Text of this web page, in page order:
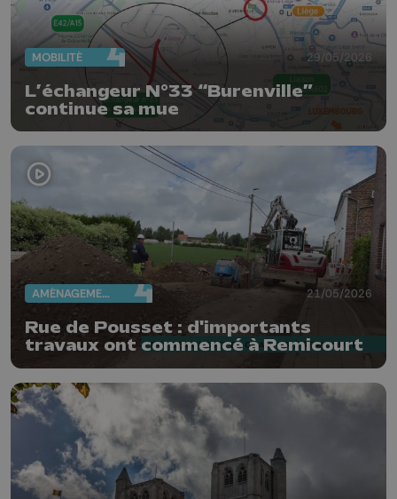
MOBILITÉ 29/05/2026
L’échangeur N°33 “Burenville”
continue sa mue
AMÉNAGEMENT DU TERRITOIRE 21/05/2026
Rue de Pousset : d'importants
travaux ont commencé à Remicourt